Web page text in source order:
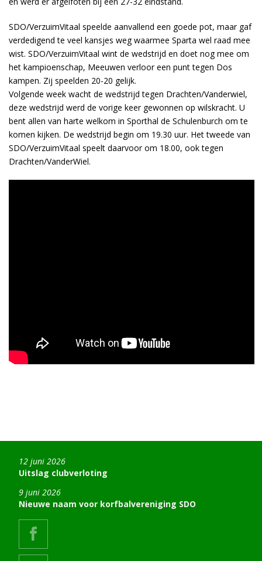
SDO/VerzuimVitaal speelde aanvallend een goede pot, maar gaf
verdedigend te veel kansjes weg waarmee Sparta wel raad mee
wist. SDO/VerzuimVitaal wint de wedstrijd en doet nog mee om
het kampioenschap, Meeuwen verloor een punt tegen Dos
kampen. Zij speelden 20-20 gelijk.
Volgende week wacht de wedstrijd tegen Drachten/Vanderwiel,
deze wedstrijd werd de vorige keer gewonnen op wilskracht. U
bent allen van harte welkom in Sporthal de Schulenburch om te
komen kijken. De wedstrijd begin om 19.30 uur. Het tweede van
SDO/VerzuimVitaal speelt daarvoor om 18.00, ook tegen
Drachten/VanderWiel.
Uitslag clubverloting
12 juni 2026
Nieuwe naam voor korfbalvereniging SDO
9 juni 2026